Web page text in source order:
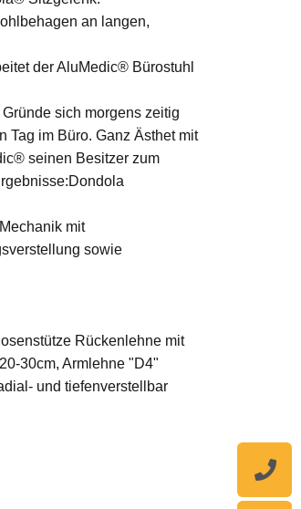
an langen,
der AluMedic® Bürostuhl
sich morgens zeitig
Tag im Büro. Ganz Ästhet mit
seinen Besitzer zum
mit
sowie
Rückenlehne mit
30cm, Armlehne "D4"
und tiefenverstellbar